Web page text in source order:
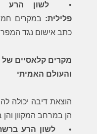
•
לשון הרע
פלילית: במקרים
כתב אישום נגד
מקרים קלאסיים
והעולם האמיתי
הוצאת דיבה יכולה
הן במרחב המקוון
•לשון הרע